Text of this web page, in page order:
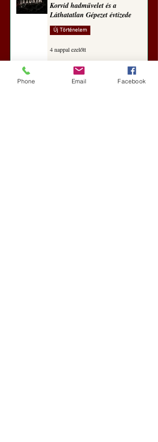
Korvid hadművelet és a
Láthatatlan Gépezet évtizede
Új Történelem
4 nappal ezelőtt
Darai Lajos: Naplóbölcsességeim
Phone Email Facebook